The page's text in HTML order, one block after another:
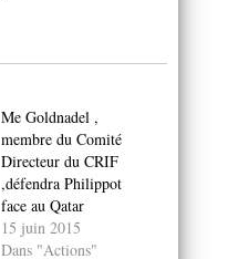
Me Goldnadel ,
membre du Comité
Directeur du CRIF
,défendra Philippot
face au Qatar
15 juin 2015
Dans "Actions"